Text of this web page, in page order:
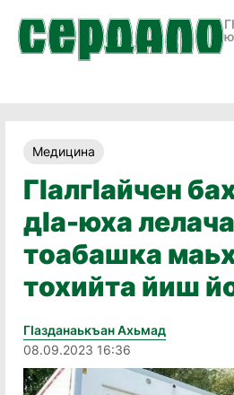
Медицина
ГIалгIайчен
дIа-юха
тоабашка
тохийта йиш
Гӏазданаькъан Ахьмад
08.09.2023 16:36